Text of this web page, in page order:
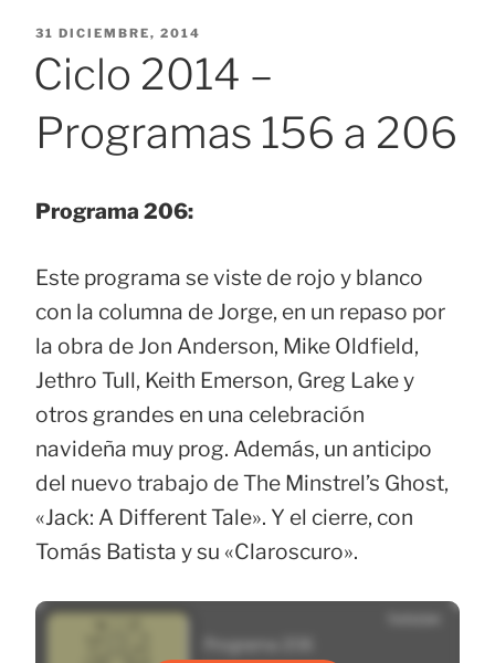
PUBLICADO
31 DICIEMBRE, 2014
Ciclo 2014 –
Programas 156 a 206
Programa 206:
Este programa se viste de rojo y blanco
con la columna de Jorge, en un repaso por
la obra de Jon Anderson, Mike Oldfield,
Jethro Tull, Keith Emerson, Greg Lake y
otros grandes en una celebración
navideña muy prog. Además, un anticipo
del nuevo trabajo de The Minstrel’s Ghost,
«Jack: A Different Tale». Y el cierre, con
Tomás Batista y su «Claroscuro».